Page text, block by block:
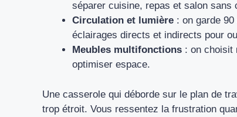
séparer cuisine, repas et salon sans
Circulation et lumière : on garde
éclairages directs et indirects pour
Meubles multifonctions : on choisit
optimiser espace.
Une casserole qui déborde sur le plan de
trop étroit. Vous ressentez la frustration